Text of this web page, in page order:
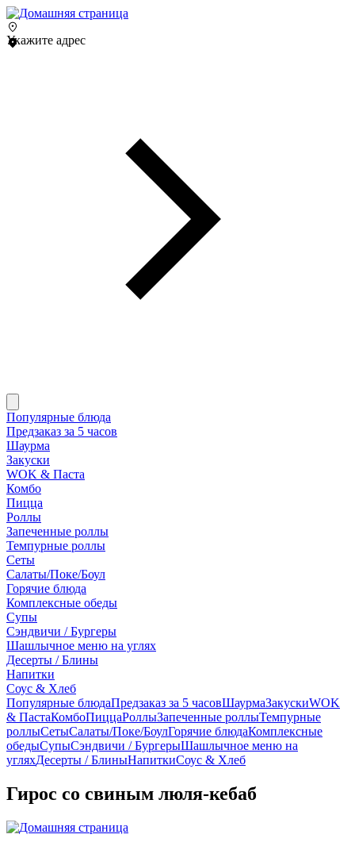
Укажите адрес
Популярные блюда
Предзаказ за 5 часов
Шаурма
Закуски
WOK & Паста
Комбо
Пицца
Роллы
Запеченные роллы
Темпурные роллы
Сеты
Cалаты/Поке/Боул
Горячие блюда
Комплексные обеды
Супы
Сэндвичи / Бургеры
Шашлычное меню на углях
Десерты / Блины
Напитки
Соус & Хлеб
Популярные блюдаПредзаказ за 5 часовШаурмаЗакускиWOK
& ПастаКомбоПиццаРоллыЗапеченные роллыТемпурные
роллыСетыCалаты/Поке/БоулГорячие блюдаКомплексные
обедыСупыСэндвичи / БургерыШашлычное меню на
угляхДесерты / БлиныНапиткиСоус & Хлеб
Гирос со свиным люля-кебаб